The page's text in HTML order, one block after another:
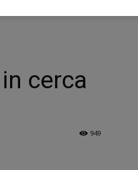
cerca
949